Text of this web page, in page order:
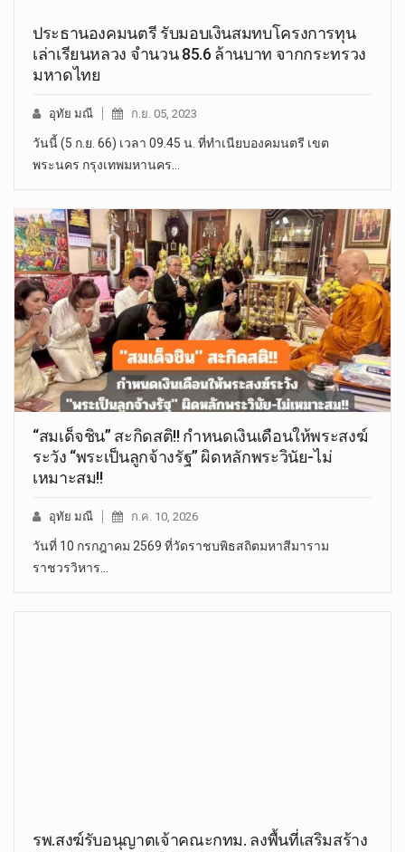
ประธานองคมนตรี รับมอบเงินสมทบโครงการทุน
เล่าเรียนหลวง จำนวน 85.6 ล้านบาท จากกระทรวง
มหาดไทย
อุทัย มณี ก.ย. 05, 2023
วันนี้ (5 ก.ย. 66) เวลา 09.45 น. ที่ทำเนียบองคมนตรี เขต
พระนคร กรุงเทพมหานคร…
“สมเด็จชิน” สะกิดสติ!! กำหนดเงินเดือนให้พระสงฆ์
ระวัง “พระเป็นลูกจ้างรัฐ” ผิดหลักพระวินัย-ไม่
เหมาะสม!!
อุทัย มณี ก.ค. 10, 2026
วันที่ 10 กรกฎาคม 2569 ที่วัดราชบพิธสถิตมหาสีมาราม
ราชวรวิหาร…
รพ.สงฆ์รับอนุญาตเจ้าคณะกทม. ลงพื้นที่เสริมสร้าง